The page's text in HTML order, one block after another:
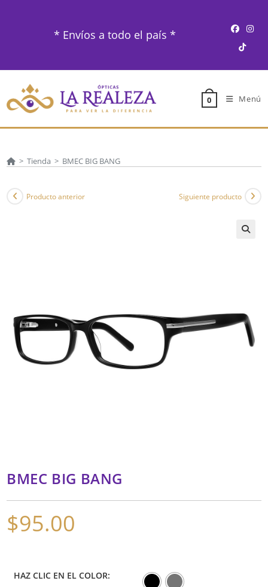
* Envíos a todo el país *
0 Menú
> Tienda > BMEC BIG BANG
Producto anterior Siguiente producto
BMEC BIG BANG
$95.00
HAZ CLIC EN EL COLOR: